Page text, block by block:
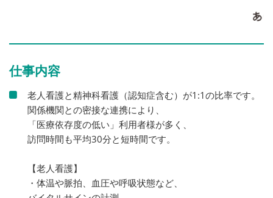
仕事内容
老人看護と精神科看護（認知症含む）が1:1の比率です。
関係機関との密接な連携により、
「医療依存度の低い」利用者様が多く、
訪問時間も平均30分と短時間です。
【老人看護】
・体温や脈拍、血圧や呼吸状態など、